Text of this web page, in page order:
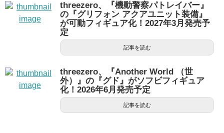
threezero、『機動警察パトレイバー』
の『グリフォン アクアユニット装備』
が可動フィギュア化！2027年3月発売予
定
記事を読む
threezero、『Another World （世
外）』の『グド』がソフビフィギュア
化！2026年6月発売予定
記事を読む